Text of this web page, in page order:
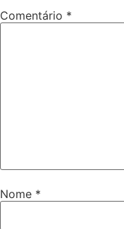
Comentário *
Nome *